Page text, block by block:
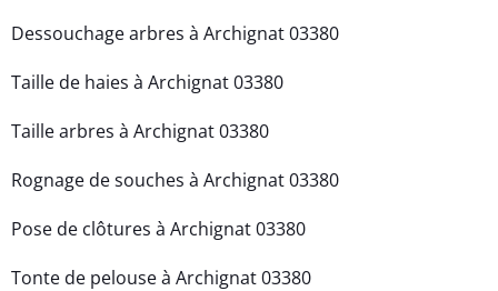
Dessouchage arbres à Archignat 03380
Taille de haies à Archignat 03380
Taille arbres à Archignat 03380
Rognage de souches à Archignat 03380
Pose de clôtures à Archignat 03380
Tonte de pelouse à Archignat 03380